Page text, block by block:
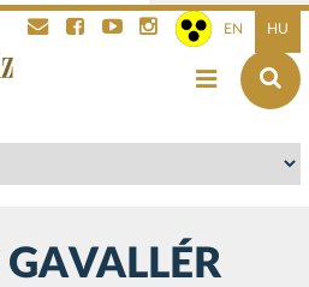
EN HU